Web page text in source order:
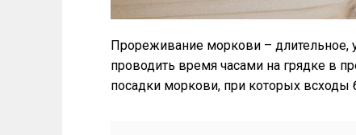
Прореживание моркови – длительное,
проводить время часами на грядке в
посадки моркови, при которых всходы